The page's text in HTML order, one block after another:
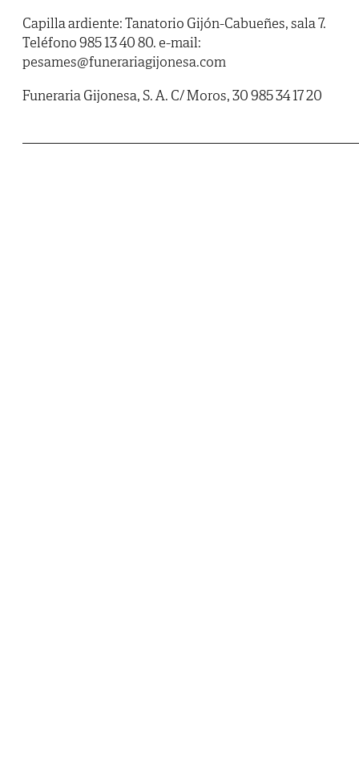
Capilla ardiente: Tanatorio Gijón-Cabueñes, sala 7.
Teléfono 985 13 40 80. e-mail:
pesames@funerariagijonesa.com
Funeraria Gijonesa, S. A. C/ Moros, 30 985 34 17 20